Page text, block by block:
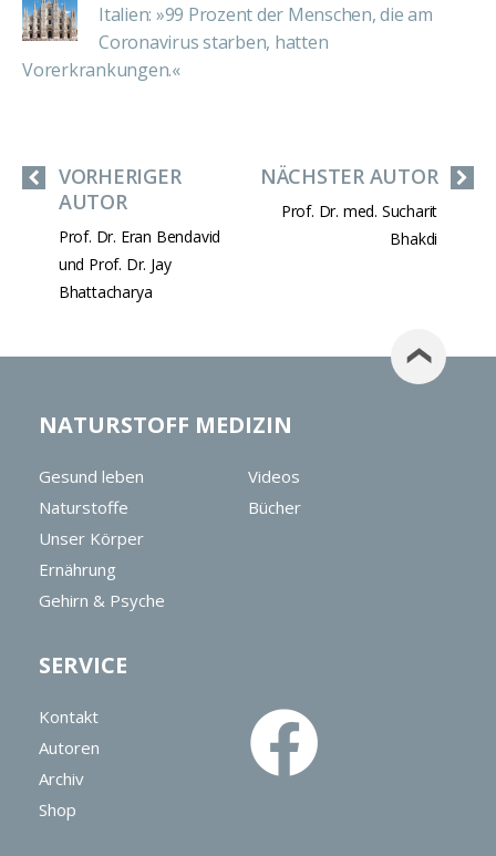
Italien: »99 Prozent der Menschen, die am
Coronavirus starben, hatten
Vorerkrankungen.«
NÄCHSTER AUTOR
Prof. Dr. med. Sucharit
Bhakdi
VORHERIGER
AUTOR
Prof. Dr. Eran Bendavid
und Prof. Dr. Jay
Bhattacharya
NATURSTOFF MEDIZIN
Gesund leben
Naturstoffe
Unser Körper
Ernährung
Gehirn & Psyche
Videos
Bücher
SERVICE
Kontakt
Autoren
Archiv
Shop